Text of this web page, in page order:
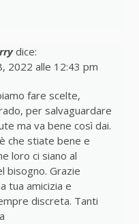
dice:
2022 alle 12:43 pm
fare scelte,
per salvaguardare
ma va bene così dai.
che stiate bene e
loro ci siano al
bisogno. Grazie
tua amicizia e
discreta. Tanti